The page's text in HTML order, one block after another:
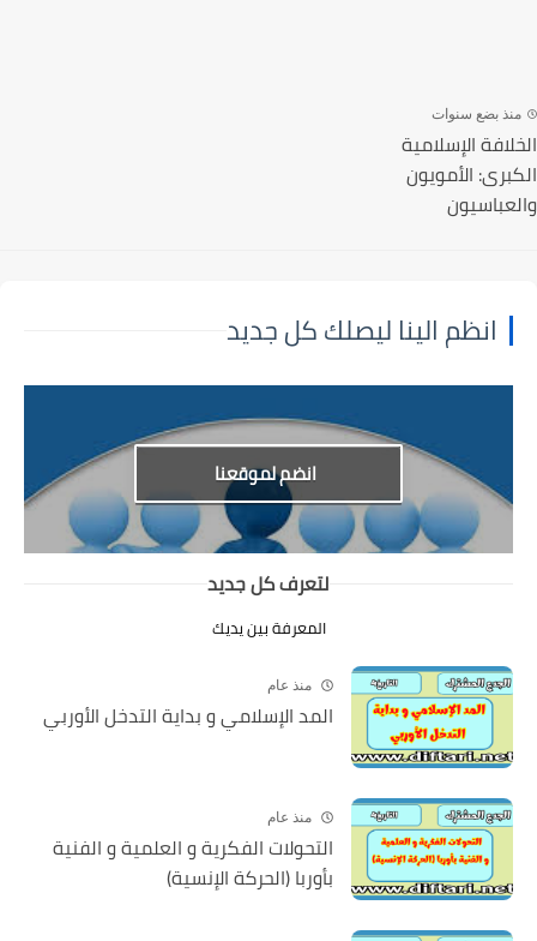
بضع سنوات
الإسلامية
الأمويون
انظم الينا ليصلك كل جديد
انضم لموقعنا
لتعرف كل جديد
المعرفة بين يديك
منذ عام
المد الإسلامي و بداية التدخل الأوربي
منذ عام
التحولات الفكرية و العلمية و الفنية
بأوربا (الحركة الإنسية)